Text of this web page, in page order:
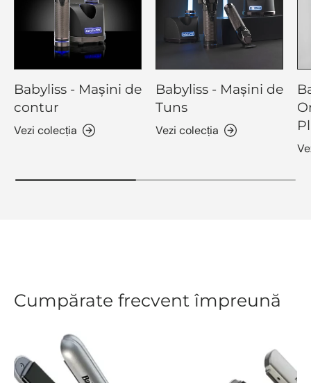
Babyliss - Mașini de
contur
Vezi colecția
Babyliss - Mașini de
Tuns
Vezi colecția
Cumpărate frecvent împreună